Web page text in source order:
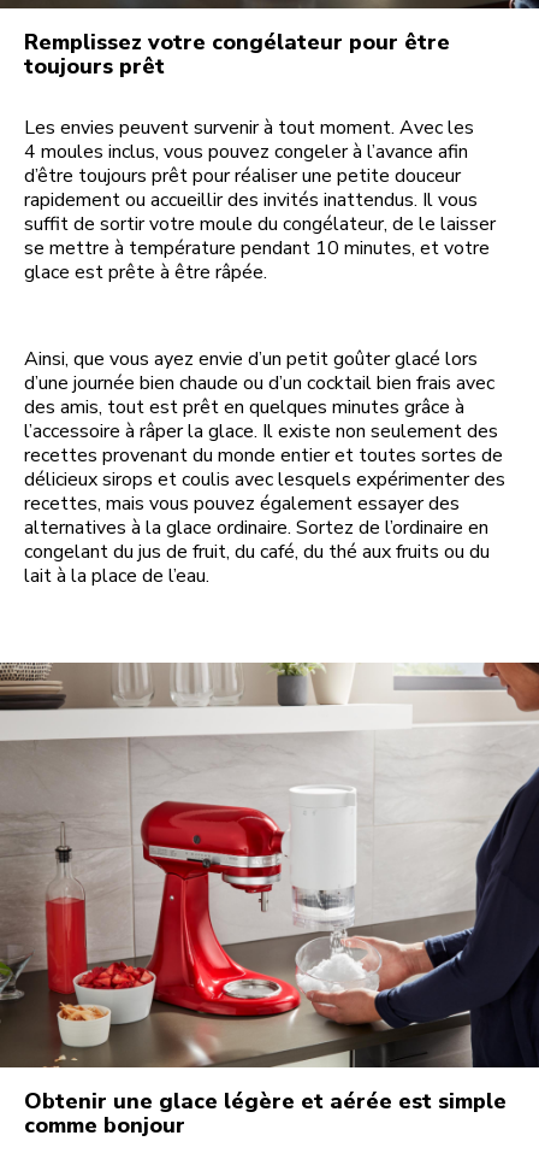
Remplissez votre congélateur pour être
toujours prêt
Les envies peuvent survenir à tout moment. Avec les
4 moules inclus, vous pouvez congeler à l’avance afin
d’être toujours prêt pour réaliser une petite douceur
rapidement ou accueillir des invités inattendus. Il vous
suffit de sortir votre moule du congélateur, de le laisser
se mettre à température pendant 10 minutes, et votre
glace est prête à être râpée.
Ainsi, que vous ayez envie d’un petit goûter glacé lors
d’une journée bien chaude ou d’un cocktail bien frais avec
des amis, tout est prêt en quelques minutes grâce à
l’accessoire à râper la glace. Il existe non seulement des
recettes provenant du monde entier et toutes sortes de
délicieux sirops et coulis avec lesquels expérimenter des
recettes, mais vous pouvez également essayer des
alternatives à la glace ordinaire. Sortez de l’ordinaire en
congelant du jus de fruit, du café, du thé aux fruits ou du
lait à la place de l’eau.
Obtenir une glace légère et aérée est simple
comme bonjour